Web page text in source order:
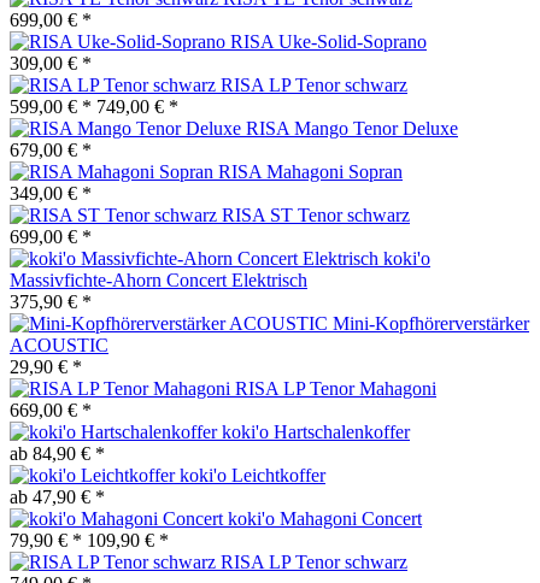
699,00 € *
RISA Uke-Solid-Soprano
309,00 € *
RISA LP Tenor schwarz
599,00 € * 749,00 € *
RISA Mango Tenor Deluxe
679,00 € *
RISA Mahagoni Sopran
349,00 € *
RISA ST Tenor schwarz
699,00 € *
koki'o
Massivfichte-Ahorn Concert Elektrisch
375,90 € *
Mini-Kopfhörerverstärker
ACOUSTIC
29,90 € *
RISA LP Tenor Mahagoni
669,00 € *
koki'o Hartschalenkoffer
ab 84,90 € *
koki'o Leichtkoffer
ab 47,90 € *
koki'o Mahagoni Concert
79,90 € * 109,90 € *
RISA LP Tenor schwarz